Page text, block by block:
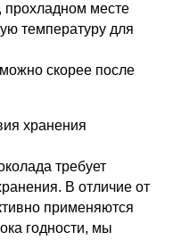
прохладном месте
температуру для
скорее после
хранения
требует
В отличие от
применяются
годности, мы